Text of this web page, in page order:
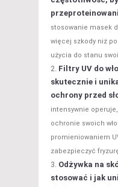
stosowanie masek
więcej szkody niż
użycia do stanu
Filtry UV do
skutecznie i
ochrony przed
intensywnie
ochronie swoich
promieniowaniem
zabezpieczyć
Odżywka na
stosować i jak